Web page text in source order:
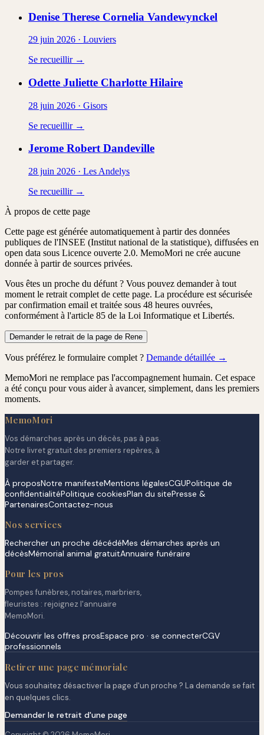
Denise Therese Cornelia Vandewynckel
29 juin 2026 · Louviers
Se recueillir →
Odette Juliette Charlotte Hilaire
28 juin 2026 · Gisors
Se recueillir →
Jerome Robert Dandeville
28 juin 2026 · Les Andelys
Se recueillir →
À propos de cette page
Cette page est générée automatiquement à partir des données
publiques de l'INSEE (Institut national de la statistique), diffusées en
open data sous Licence ouverte 2.0. MemoMori ne crée aucune
donnée à partir de sources privées.
Vous êtes un proche du défunt ? Vous pouvez demander à tout
moment le retrait complet de cette page. La procédure est sécurisée
par confirmation email et traitée sous 48 heures ouvrées,
conformément à l'article 85 de la Loi Informatique et Libertés.
Demander le retrait de la page de Rene
Vous préférez le formulaire complet ? Demande détaillée →
MemoMori ne remplace pas l'accompagnement humain. Cet espace
a été conçu pour vous aider à avancer, simplement, dans les premiers
moments.
MemoMori
Vos démarches après un décès, pas à pas.
Notre livret gratuit des premiers repères, à
garder et partager.
À proposNotre manifesteMentions légalesCGUPolitique de
confidentialitéPolitique cookiesPlan du sitePresse &
PartenairesContactez-nous
Nos services
Rechercher un proche décédéMes démarches après un
décèsMémorial animal gratuitAnnuaire funéraire
Pour les pros
Pompes funèbres, notaires, marbriers,
fleuristes : rejoignez l'annuaire
MemoMori.
Découvrir les offres prosEspace pro · se connecterCGV
professionnels
Retirer une page mémoriale
Vous souhaitez désactiver la page d'un proche ? La demande se fait
en quelques clics.
Demander le retrait d'une page